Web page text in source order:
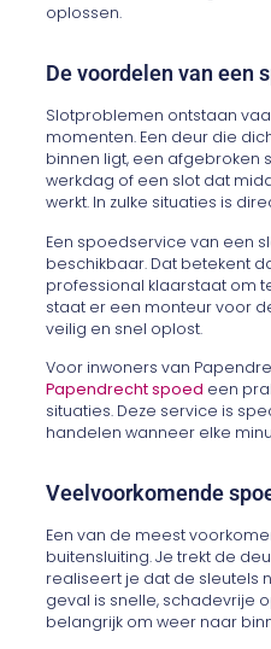
oplossen.
De voordelen van een
Slotproblemen ontstaan
momenten. Een deur die
binnen ligt, een afgebroken
werkdag of een slot dat
werkt. In zulke situaties is
Een spoedservice van een
beschikbaar. Dat betekent
professional klaarstaat om
staat er een monteur voor
veilig en snel oplost.
Voor inwoners van
Papendrecht spoed een
situaties. Deze service is
handelen wanneer elke
Veelvoorkomende
Een van de meest
buitensluiting. Je trekt de
realiseert je dat de sleutels
geval is snelle, schadevrije
belangrijk om weer naar